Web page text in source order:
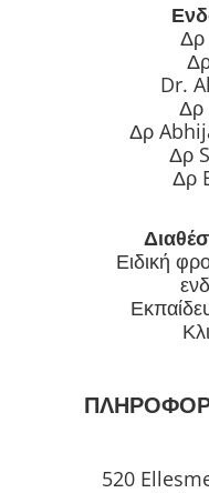
Δρ
Dr.
Δρ
Δρ
Δρ
Δρ
Ειδική
520